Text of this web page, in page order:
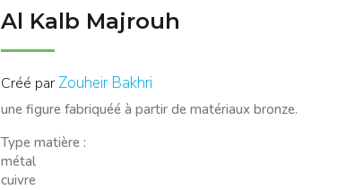
Al Kalb Majrouh
Créé par Zouheir Bakhri
une figure fabriquéé à partir de matériaux bronze.
Type matière :
métal
cuivre